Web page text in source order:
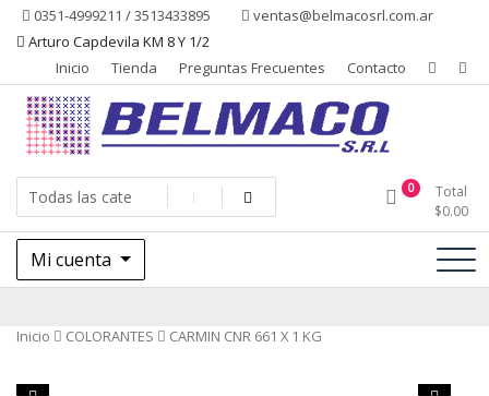
Saltar0351-4999211 / 3513433895
ventas@belmacosrl.com.ar
Arturo Capdevila KM 8 Y 1/2
Inicio
Tienda Preguntas Frecuentes Contacto
Belmaco SRL – Aditivos
Belmaco SRL, Somos una empresa, dedicada a la fabricación,
comercialización y asesoramiento de productos para la industria
alimentaria
0
Total
$0.00
Mi cuenta
Inicio COLORANTES CARMIN CNR 661 X 1 KG